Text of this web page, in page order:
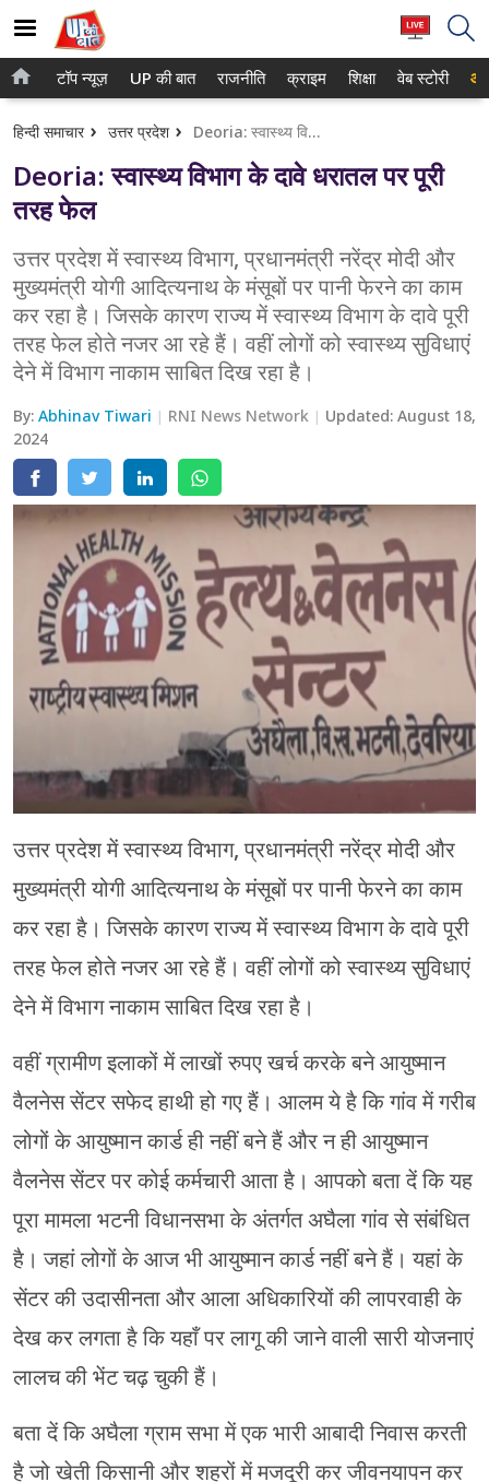
होम
टॉप न्यूज़
UP की बात
क्राइम
शिक्षा
वेब स्टोरी
टॉप न्यूज़ UP की बात राजनीति क्राइम शिक्षा वेब स्टोरी
हिन्दी समाचार उत्तर प्रदेश Deoria: स्वास्थ्य विभाग के दावे धरातल पर पूरी तरह फेल
Deoria: स्वास्थ्य विभाग के दावे धरातल पर पूरी
तरह फेल
उत्तर प्रदेश में स्वास्थ्य विभाग, प्रधानमंत्री नरेंद्र मोदी और
मुख्यमंत्री योगी आदित्यनाथ के मंसूबों पर पानी फेरने का काम
कर रहा है। जिसके कारण राज्य में स्वास्थ्य विभाग के दावे पूरी
तरह फेल होते नजर आ रहे हैं। वहीं लोगों को स्वास्थ्य सुविधाएं
देने में विभाग नाकाम साबित दिख रहा है।
By:Abhinav Tiwari RNI News Network Updated:August 18,
2024
उत्तर प्रदेश में स्वास्थ्य विभाग, प्रधानमंत्री नरेंद्र मोदी और
मुख्यमंत्री योगी आदित्यनाथ के मंसूबों पर पानी फेरने का काम
कर रहा है। जिसके कारण राज्य में स्वास्थ्य विभाग के दावे पूरी
तरह फेल होते नजर आ रहे हैं। वहीं लोगों को स्वास्थ्य सुविधाएं
देने में विभाग नाकाम साबित दिख रहा है।
वहीं ग्रामीण इलाकों में लाखों रुपए खर्च करके बने आयुष्मान
वैलनेस सेंटर सफेद हाथी हो गए हैं। आलम ये है कि गांव में गरीब
लोगों के आयुष्मान कार्ड ही नहीं बने हैं और न ही आयुष्मान
वैलनेस सेंटर पर कोई कर्मचारी आता है। आपको बता दें कि यह
पूरा मामला भटनी विधानसभा के अंतर्गत अघैला गांव से संबंधित
है। जहां लोगों के आज भी आयुष्मान कार्ड नहीं बने हैं। यहां के
सेंटर की उदासीनता और आला अधिकारियों की लापरवाही के
देख कर लगता है कि यहाँ पर लागू की जाने वाली सारी योजनाएं
लालच की भेंट चढ़ चुकी हैं।
बता दें कि अघैला ग्राम सभा में एक भारी आबादी निवास करती
है जो खेती किसानी और शहरों में मजदूरी कर जीवनयापन कर
गाजियाबाद
लखनऊ
वाराणसी
आगरा
अयोध्या
अलीगढ़
मथुरा
मेरठ
मुरादाबाद
गोरखपुर
प्रयागराज
रामपुर